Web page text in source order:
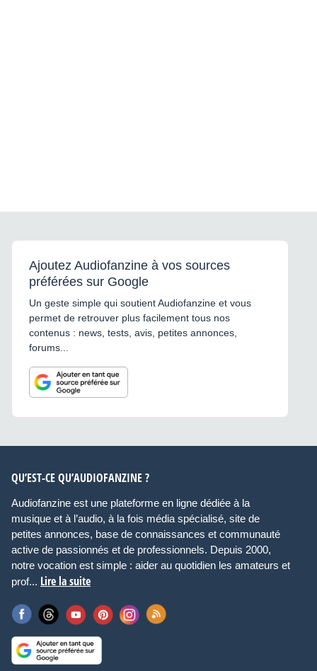
Ajoutez Audiofanzine à vos sources
préférées sur Google
Un geste simple qui soutient Audiofanzine et vous
permet de retrouver plus facilement tous nos
contenus : news, tests, avis, petites annonces,
forums...
QU’EST-CE QU’AUDIOFANZINE ?
Audiofanzine est une plateforme en ligne dédiée à la
musique et à l’audio, à la fois média spécialisé, site de
petites annonces, base de connaissances et communauté
active de passionnés et de professionnels. Depuis 2000,
notre vocation est simple : aider au quotidien les amateurs et
prof... Lire la suite